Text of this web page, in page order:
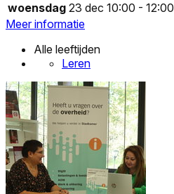
woensdag 23 dec 10:00 - 12:00
Meer informatie
Alle leeftijden
Leren